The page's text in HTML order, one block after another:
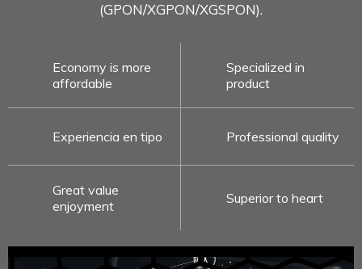
(GPON/XGPON/XGSPON).
Economy is more
affordable
Specialized in
product
Experiencia en tipo Professional quality
Great value
enjoyment
Superior to heart